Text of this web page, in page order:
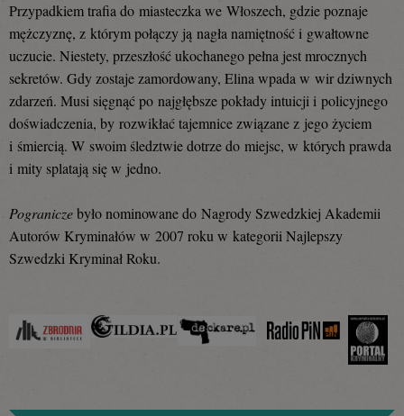
Przypadkiem trafia do miasteczka we Włoszech, gdzie poznaje
mężczyznę, z którym połączy ją nagła namiętność i gwałtowne
uczucie. Niestety, przeszłość ukochanego pełna jest mrocznych
sekretów. Gdy zostaje zamordowany, Elina wpada w wir dziwnych
zdarzeń. Musi sięgnąć po najgłębsze pokłady intuicji i policyjnego
doświadczenia, by rozwikłać tajemnice związane z jego życiem
i śmiercią. W swoim śledztwie dotrze do miejsc, w których prawda
i mity splatają się w jedno.
Pograniczebyło nominowane do Nagrody Szwedzkiej Akademii
Autorów Kryminałów w 2007 roku w kategorii Najlepszy
Szwedzki Kryminał Roku.